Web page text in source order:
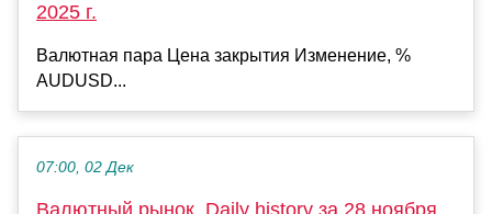
2025 г.
Валютная пара Цена закрытия Изменение, %
AUDUSD...
07:00, 02 Дек